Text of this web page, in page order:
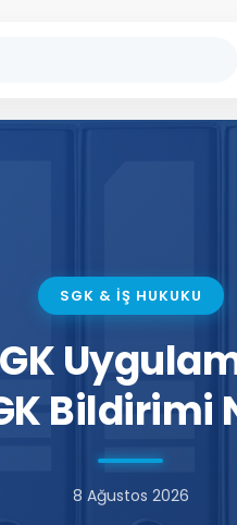
SGK & İŞ HUKUKU
Bildirimi
8 Ağustos 2026